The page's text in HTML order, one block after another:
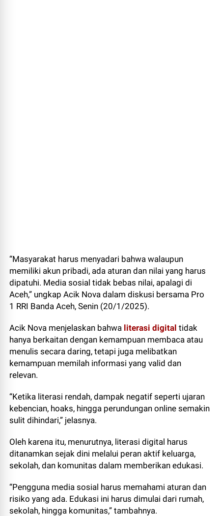
“Masyarakat harus menyadari bahwa walaupun
memiliki akun pribadi, ada aturan dan nilai yang harus
dipatuhi. Media sosial tidak bebas nilai, apalagi di
Aceh,” ungkap Acik Nova dalam diskusi bersama Pro
1 RRI Banda Aceh, Senin (20/1/2025).
Acik Nova menjelaskan bahwa literasi digital tidak
hanya berkaitan dengan kemampuan membaca atau
menulis secara daring, tetapi juga melibatkan
kemampuan memilah informasi yang valid dan
relevan.
“Ketika literasi rendah, dampak negatif seperti ujaran
kebencian, hoaks, hingga perundungan online semakin
sulit dihindari,” jelasnya.
Oleh karena itu, menurutnya, literasi digital harus
ditanamkan sejak dini melalui peran aktif keluarga,
sekolah, dan komunitas dalam memberikan edukasi.
“Pengguna media sosial harus memahami aturan dan
risiko yang ada. Edukasi ini harus dimulai dari rumah,
sekolah, hingga komunitas,” tambahnya.